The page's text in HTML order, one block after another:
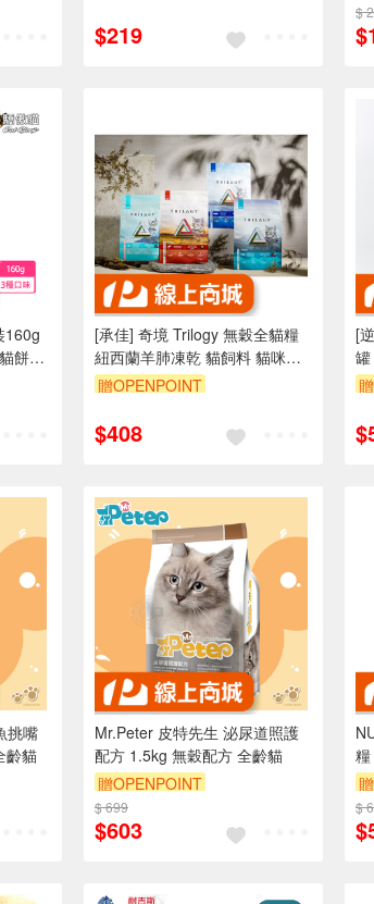
$219
$
160g
餅乾/
[承佳] 奇境 Trilogy 無穀全貓糧
紐西蘭羊肺凍乾 貓飼料 貓咪凍
乾 全齡貓適用 凍乾 貓凍乾
贈OPENPOINT
$408
[
罐
挑嘴
齡貓
Mr.Peter 皮特先生 泌尿道照護
配方 1.5kg 無穀配方 全齡貓
贈OPENPOINT
$ 699
$603
野
$